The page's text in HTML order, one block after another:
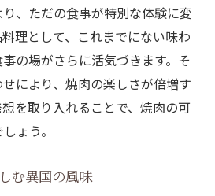
特別な日のおもてなし法
理で記憶に残る瞬間を
む焼肉の無限のバリエーショ
様な野菜の楽しみ方
チーズの組み合わせ
、ただの食事が特別な体験に変
理として、これまでにない味わ
の場がさらに活気づきます。そ
により、焼肉の楽しさが倍増す
を取り入れることで、焼肉の可
ょう。
む異国の風味